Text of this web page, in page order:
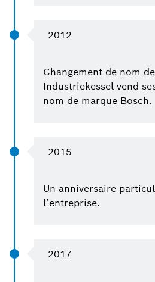
2012
Changement de nom
Industriekessel vend
nom de marque Bosch.
2015
Un anniversaire
l’entreprise.
2017